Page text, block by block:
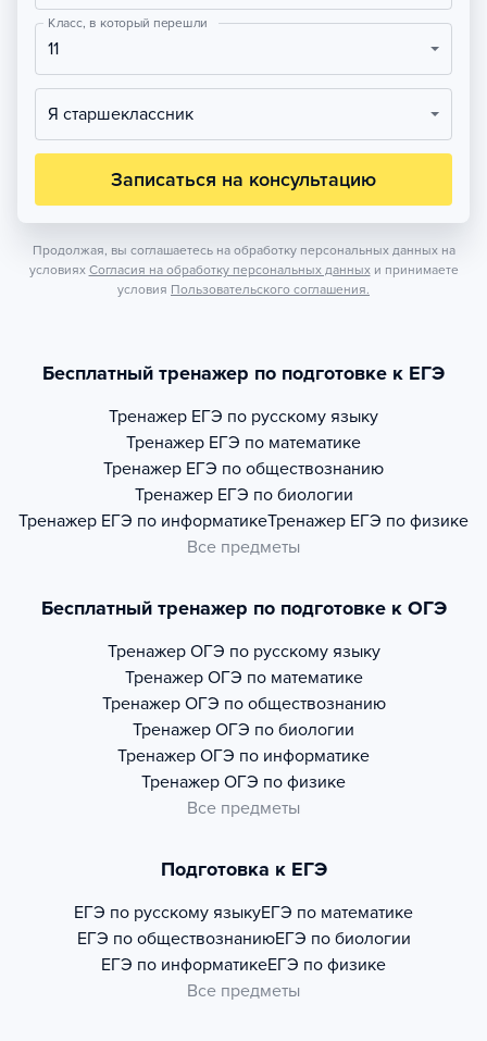
Класс, в который перешли
11
Я старшеклассник
Записаться на консультацию
Продолжая, вы соглашаетесь на обработку персональных данных на
условиях Согласия на обработку персональных данных и принимаете
условия Пользовательского соглашения.
Бесплатный тренажер по подготовке к ЕГЭ
Тренажер ЕГЭ по русскому языку
Тренажер ЕГЭ по математике
Тренажер ЕГЭ по обществознанию
Тренажер ЕГЭ по биологии
Тренажер ЕГЭ по информатикеТренажер ЕГЭ по физике
Все предметы
Бесплатный тренажер по подготовке к ОГЭ
Тренажер ОГЭ по русскому языку
Тренажер ОГЭ по математике
Тренажер ОГЭ по обществознанию
Тренажер ОГЭ по биологии
Тренажер ОГЭ по информатике
Тренажер ОГЭ по физике
Все предметы
Подготовка к ЕГЭ
ЕГЭ по русскому языкуЕГЭ по математике
ЕГЭ по обществознаниюЕГЭ по биологии
ЕГЭ по информатикеЕГЭ по физике
Все предметы